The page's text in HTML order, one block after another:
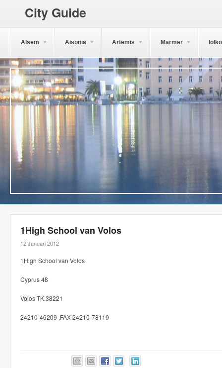
City Guide
Alsem Aisonia Artemis Marmer
1High School van Volos
12 Januari 2012
1High School van Volos
Cyprus 48
Volos TK.38221
24210-46209 ,FAX 24210-78119